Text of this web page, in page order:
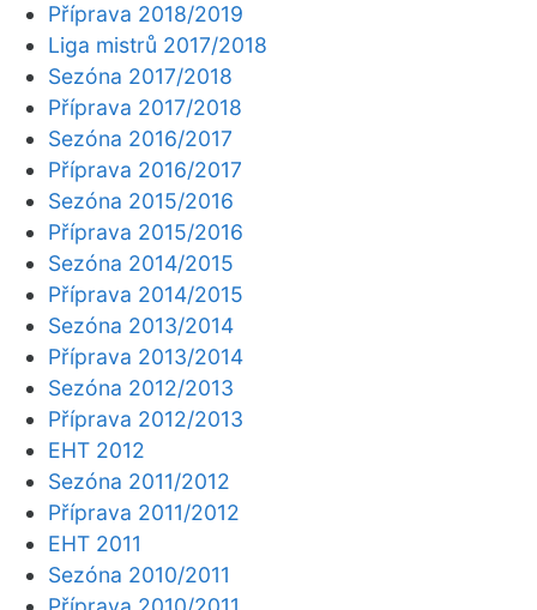
Příprava 2018/2019
Liga mistrů 2017/2018
Sezóna 2017/2018
Příprava 2017/2018
Sezóna 2016/2017
Příprava 2016/2017
Sezóna 2015/2016
Příprava 2015/2016
Sezóna 2014/2015
Příprava 2014/2015
Sezóna 2013/2014
Příprava 2013/2014
Sezóna 2012/2013
Příprava 2012/2013
EHT 2012
Sezóna 2011/2012
Příprava 2011/2012
EHT 2011
Sezóna 2010/2011